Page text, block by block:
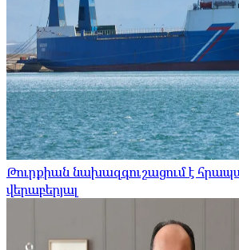
Թուրքիան նախազգուշացում է
վերաբերյալ